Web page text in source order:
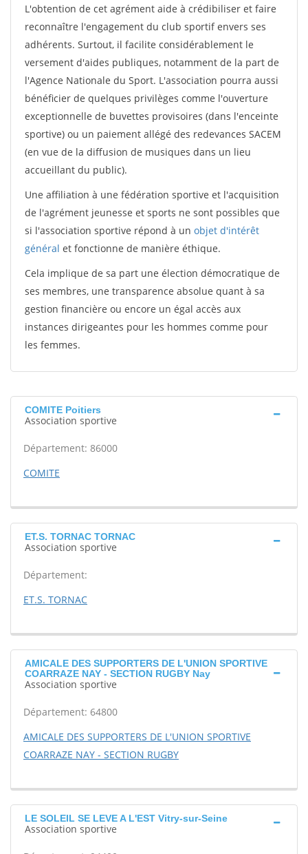
L'obtention de cet agrément aide à crédibiliser et faire
reconnaître l'engagement du club sportif envers ses
adhérents. Surtout, il facilite considérablement le
versement d'aides publiques, notamment de la part de
l'Agence Nationale du Sport. L'association pourra aussi
bénéficier de quelques privilèges comme l'ouverture
exceptionnelle de buvettes provisoires (dans l'enceinte
sportive) ou un paiement allégé des redevances SACEM
(en vue de la diffusion de musiques dans un lieu
accueillant du public).
Une affiliation à une fédération sportive et l'acquisition
de l'agrément jeunesse et sports ne sont possibles que
si l'association sportive répond à un objet d'intérêt
général et fonctionne de manière éthique.
Cela implique de sa part une élection démocratique de
ses membres, une transparence absolue quant à sa
gestion financière ou encore un égal accès aux
instances dirigeantes pour les hommes comme pour
les femmes.
COMITE Poitiers
Association sportive
Département: 86000
COMITE
ET.S. TORNAC TORNAC
Association sportive
Département:
ET.S. TORNAC
AMICALE DES SUPPORTERS DE L'UNION SPORTIVE
COARRAZE NAY - SECTION RUGBY Nay
Association sportive
Département: 64800
AMICALE DES SUPPORTERS DE L'UNION SPORTIVE
COARRAZE NAY - SECTION RUGBY
LE SOLEIL SE LEVE A L'EST Vitry-sur-Seine
Association sportive